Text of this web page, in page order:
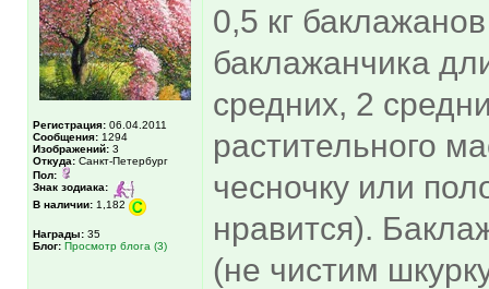
Регистрация: 06.04.2011
Сообщения: 1294
Изображений: 3
Откуда: Санкт-Петербург
Пол:
Знак зодиака:
В наличии: 1,182
Награды: 35
Блог: Просмотр блога (3)
0,5 кг
баклажанчика
средних, 2
растительного
чесночку или
нравится).
(не чистим